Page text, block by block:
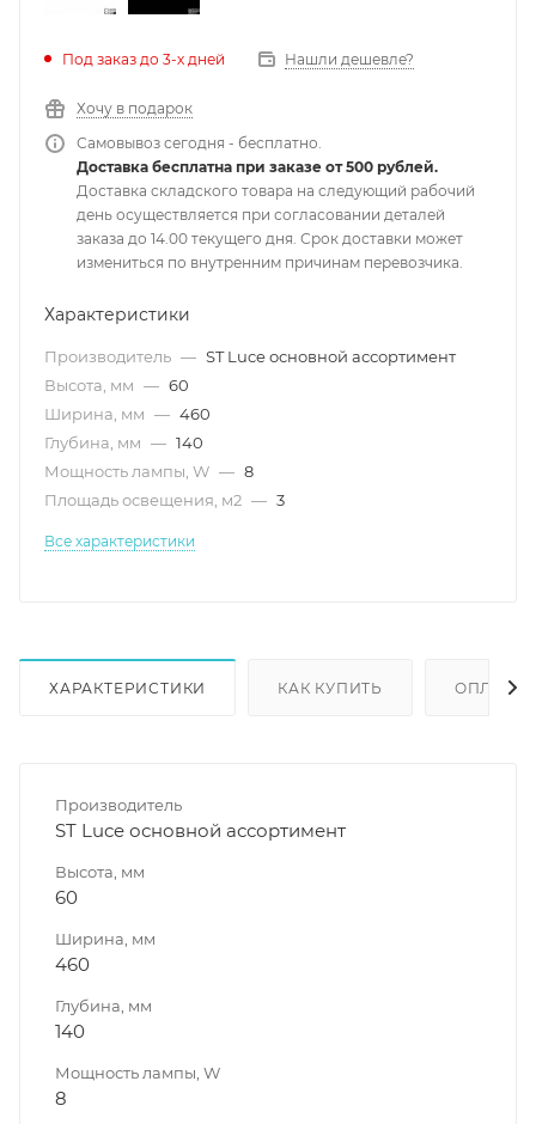
Под заказ до 3-х дней Нашли дешевле?
Хочу в подарок
Самовывоз сегодня - бесплатно.
Доставка бесплатна при заказе от 500 рублей.
Доставка складского товара на следующий рабочий
день осуществляется при согласовании деталей
заказа до 14.00 текущего дня. Срок доставки может
измениться по внутренним причинам перевозчика.
Характеристики
Производитель — ST Luce основной ассортимент
Высота, мм — 60
Ширина, мм — 460
Глубина, мм — 140
Мощность лампы, W — 8
Площадь освещения, м2 — 3
Все характеристики
ХАРАКТЕРИСТИКИ КАК КУПИТЬ ОПЛАТА
Производитель
ST Luce основной ассортимент
Высота, мм
60
Ширина, мм
460
Глубина, мм
140
Мощность лампы, W
8